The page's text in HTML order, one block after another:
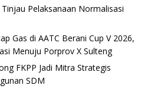
Pelaksanaan Normalisasi
Gas di AATC Berani Cup V 2026,
Menuju Porprov X Sulteng
FKPP Jadi Mitra Strategis
SDM